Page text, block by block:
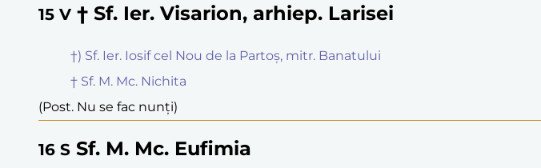
15 V † Sf. Ier. Visarion, arhiep. Larisei
†) Sf. Ier. Iosif cel Nou de la Partoș, mitr. Banatului
† Sf. M. Mc. Nichita
(Post. Nu se fac nunți)
16 S Sf. M. Mc. Eufimia